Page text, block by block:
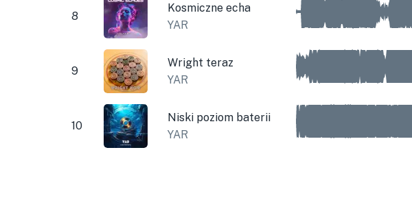
8
Kosmiczne echa
YAR
9
Wright teraz
YAR
10
Niski poziom baterii
YAR